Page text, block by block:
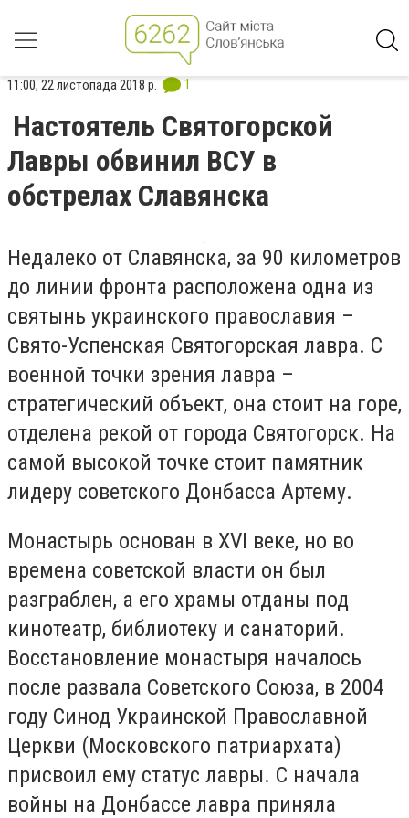
11:00, 22 листопада 2018 р. 1
Настоятель Святогорской
Лавры обвинил ВСУ в
обстрелах Славянска
Недалеко от Славянска, за 90 километров
до линии фронта расположена одна из
святынь украинского православия –
Свято-Успенская Святогорская лавра. С
военной точки зрения лавра –
стратегический объект, она стоит на горе,
отделена рекой от города Святогорск. На
самой высокой точке стоит памятник
лидеру советского Донбасса Артему.
Монастырь основан в XVI веке, но во
времена советской власти он был
разграблен, а его храмы отданы под
кинотеатр, библиотеку и санаторий.
Восстановление монастыря началось
после развала Советского Союза, в 2004
году Синод Украинской Православной
Церкви (Московского патриархата)
присвоил ему статус лавры. С начала
войны на Донбассе лавра приняла